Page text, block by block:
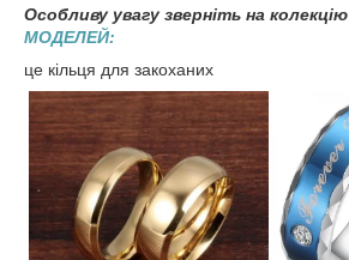
Особливу увагу зверніть на колекцію
МОДЕЛЕЙ:
це кільця для закоханих